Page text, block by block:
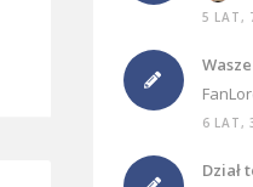
5 LAT,
6 LAT,
Dział